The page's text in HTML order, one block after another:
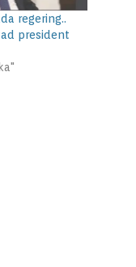
regering..
president